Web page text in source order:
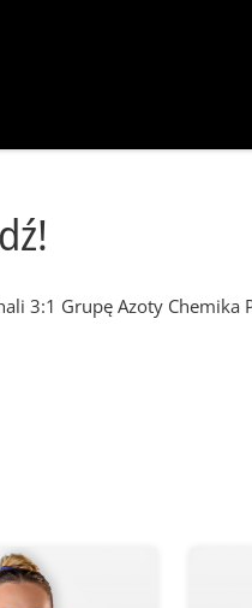
3:1 Grupę Azoty